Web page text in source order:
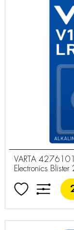
VARTA
Electronics Blister